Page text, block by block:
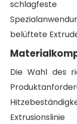
belüftete
Die Wahl des